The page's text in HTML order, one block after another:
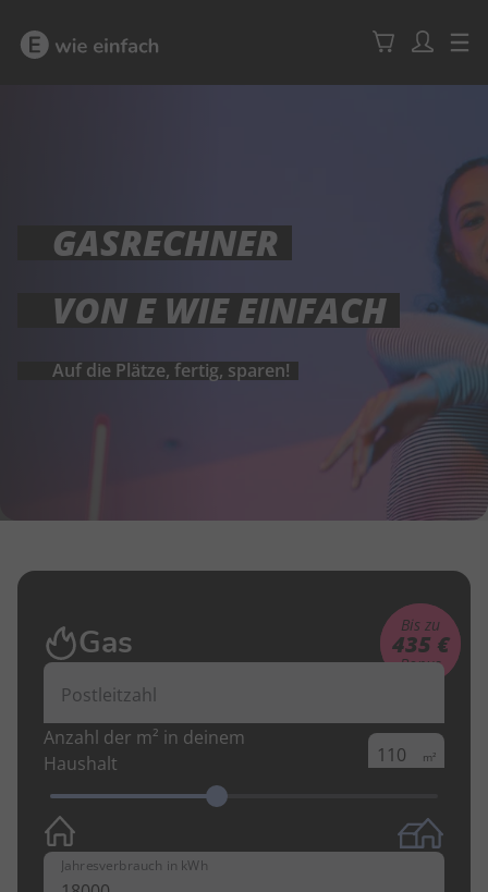
GASRECHNER
VON E WIE EINFACH
Auf die Plätze, fertig, sparen!
Gas Bis zu
435 €
Bonus
Postleitzahl
Anzahl der m² in deinem
Haushalt
m²
Jahresverbrauch in kWh